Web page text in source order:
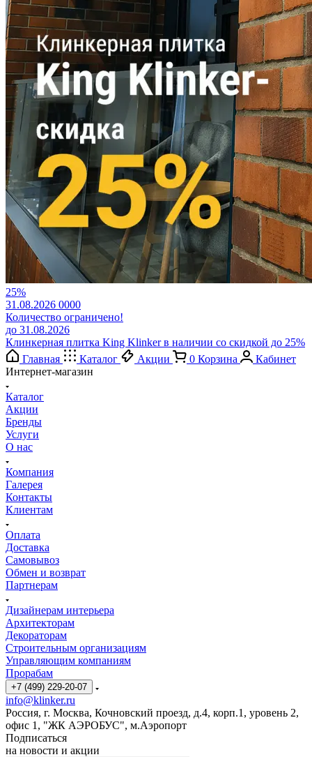
25%
31.08.2026 0000
Количество ограничено!
до 31.08.2026
Клинкерная плитка King Klinker в наличии со скидкой до 25%
Главная
Каталог Акции 0 Корзина
Кабинет
Интернет-магазин
Каталог
Акции
Бренды
Услуги
О нас
Компания
Галерея
Контакты
Клиентам
Оплата
Доставка
Самовывоз
Обмен и возврат
Партнерам
Дизайнерам интерьера
Архитекторам
Декораторам
Строительным организациям
Управляющим компаниям
Прорабам
+7 (499) 229-20-07
info@klinker.ru
Россия, г. Москва, Кочновский проезд, д.4, корп.1, уровень 2,
офис 1, "ЖК АЭРОБУС", м.Аэропорт
Подписаться
на новости и акции